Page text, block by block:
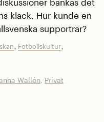
bankas det
klack. Hur kunde en
supportrar?
, Fotbollskultur,
Wallén, Privat